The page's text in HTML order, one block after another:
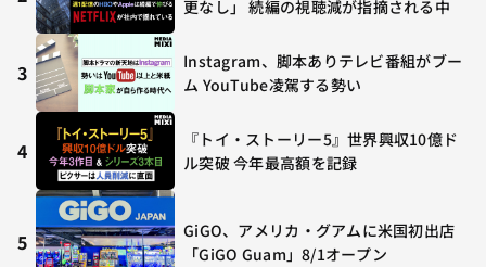
更なし」 続編の視聴減が指摘される中
3
Instagram、脚本ありテレビ番組がブー
ム YouTube凌駕する勢い
4
『トイ・ストーリー5』世界興収10億ド
ル突破 今年最高額を記録
5
GiGO、アメリカ・グアムに米国初出店
「GiGO Guam」8/1オープン